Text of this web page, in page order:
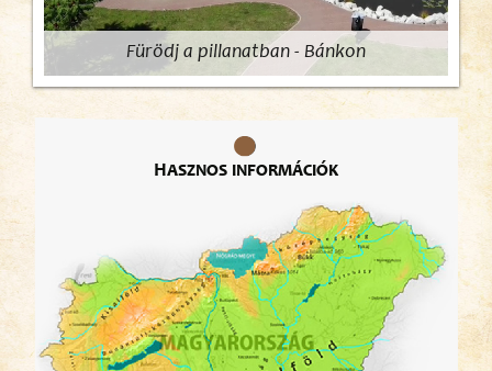
Fürödj a pillanatban - Bánkon
Hasznos információk